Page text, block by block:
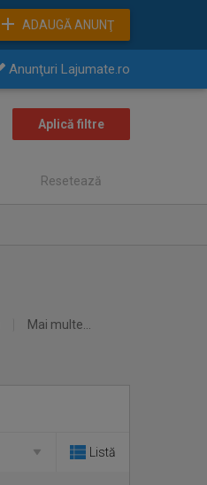
ADAUGĂ ANUNŢ
Anunţuri Lajumate.ro
Resetează
Mai multe...
Listă